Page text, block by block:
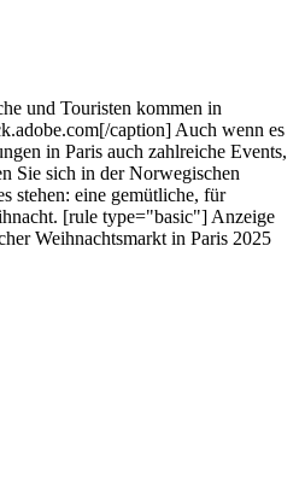
und Touristen kommen in
caption] Auch wenn es
in Paris auch zahlreiche Events,
Sie sich in der Norwegischen
stehen: eine gemütliche, für
[rule type="basic"] Anzeige
Weihnachtsmarkt in Paris 2025